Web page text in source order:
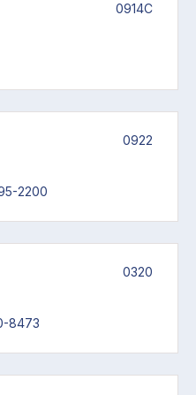
0914C
2200
0922
8473
0320